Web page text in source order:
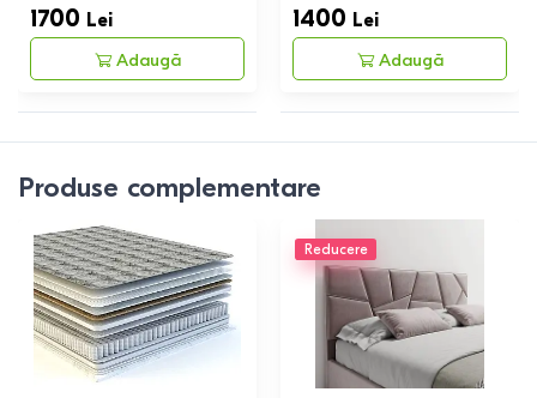
1700 Lei
Adaugă
1400 Lei
Adaugă
Produse complementare
Reducere